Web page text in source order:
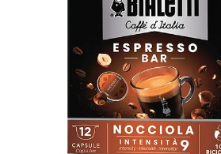
TOEVOEGEN AAN
WINKELWAGEN